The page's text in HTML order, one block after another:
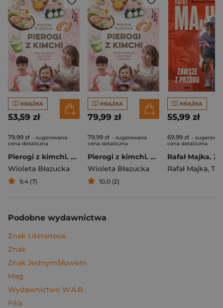
KSIĄŻKA
53,59 zł
79,99 zł - sugerowana
cena detaliczna
Pierogi z kimchi. Moje ulubione azjatyckie przepisy
Wioleta Błazucka
9,4 (7)
KSIĄŻKA
79,99 zł
79,99 zł - sugerowana
cena detaliczna
Pierogi z kimchi. Moje ulubione azjatyckie przepisy - książka z autografem
Wioleta Błazucka
10,0 (2)
KSIĄŻKA
55,99 zł
69,99 zł -
cena detaliczna
Rafał Majka,
Podobne wydawnictwa
Znak Literanova
Znak
Znak JednymSłowem
Mag
Wydawnictwo W.A.B.
Filia